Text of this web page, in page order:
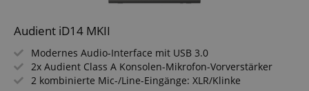
Audient iD14 MKII
Modernes Audio-Interface mit USB 3.0
2x Audient Class A Konsolen-Mikrofon-Vorverstärker
2 kombinierte Mic-/Line-Eingänge: XLR/Klinke